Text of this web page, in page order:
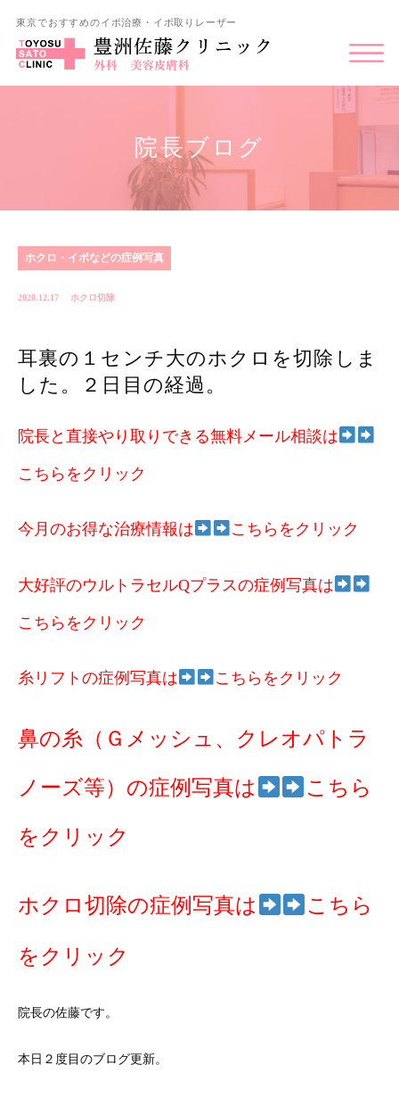
東京でおすすめのイボ治療・イボ取りレーザー
院長ブログ
ホクロ・イボなどの症例写真
2020.12.17 ホクロ切除
耳裏の１センチ大のホクロを切除しま
した。２日目の経過。
院長と直接やり取りできる無料メール相談は
こちらをクリック
今月のお得な治療情報は こちらをクリック
大好評のウルトラセルQプラスの症例写真は
こちらをクリック
糸リフトの症例写真は こちらをクリック
鼻の糸（Ｇメッシュ、クレオパトラ
ノーズ等）の症例写真は こちら
をクリック
ホクロ切除の症例写真は こちら
をクリック
院長の佐藤です。
本日２度目のブログ更新。